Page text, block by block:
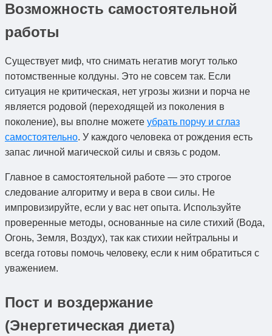
Возможность самостоятельной
работы
Существует миф, что снимать негатив могут только
потомственные колдуны. Это не совсем так. Если
ситуация не критическая, нет угрозы жизни и порча не
является родовой (переходящей из поколения в
поколение), вы вполне можете убрать порчу и сглаз
самостоятельно. У каждого человека от рождения есть
запас личной магической силы и связь с родом.
Главное в самостоятельной работе — это строгое
следование алгоритму и вера в свои силы. Не
импровизируйте, если у вас нет опыта. Используйте
проверенные методы, основанные на силе стихий (Вода,
Огонь, Земля, Воздух), так как стихии нейтральны и
всегда готовы помочь человеку, если к ним обратиться с
уважением.
Пост и воздержание
(Энергетическая диета)